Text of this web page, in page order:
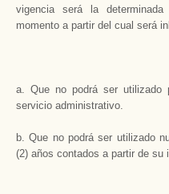
vigencia será la
momento a partir del cual será
a. Que no podrá ser utilizado
servicio administrativo.
b. Que no podrá ser utilizado
(2) años contados a partir de su